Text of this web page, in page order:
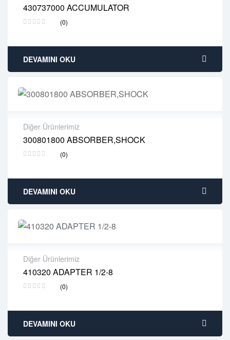
430737000 ACCUMULATOR
(0)
2 years warranty
Delivery time: 1-2 business days
DEVAMINI OKU
Diğer Ürünlerimiz
300801800 ABSORBER,SHOCK
(0)
2 years warranty
Delivery time: 1-2 business days
DEVAMINI OKU
Diğer Ürünlerimiz
410320 ADAPTER 1/2-8
(0)
2 years warranty
Delivery time: 1-2 business days
DEVAMINI OKU